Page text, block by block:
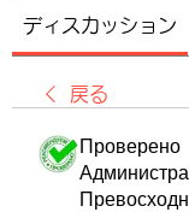
ディスカッション
戻る
Проверено